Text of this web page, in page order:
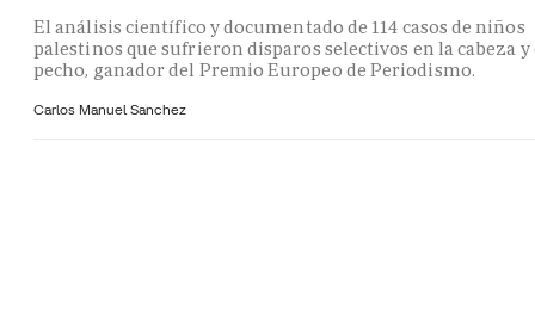
El análisis científico y documentado de 114 casos de niños
palestinos que sufrieron disparos selectivos en la cabeza y
pecho, ganador del Premio Europeo de Periodismo.
Carlos Manuel Sanchez